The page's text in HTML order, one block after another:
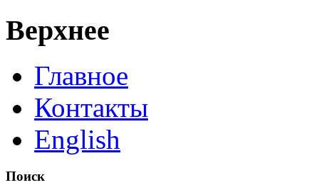
Верхнее
Главное
Контакты
English
Поиск